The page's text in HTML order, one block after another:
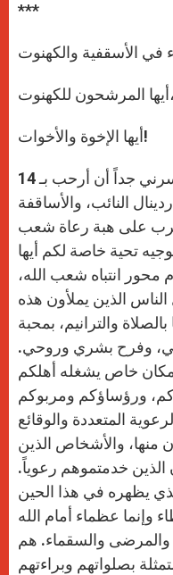
***
أيها المرشحون للكهنوت،
أيها الإخوة والأخوات!
بصفتي أسقف هذه الأبرشية، يسرني جداً أن أرحب بـ 14
النائب، والأساقفة
الرب على هبة رعاة شعب
تحية خاصة لكم أيها
محور انتباه شعب الله،
الذين يملأون هذه
بالصلاة والترانيم، بمحبة
وفرح بشري وروحي.
خاص يشغله أهلكم
ورؤساؤكم ومربوكم
المتعددة والوقائع
منها، والأشخاص الذين
الذين خدمتموهم رعوياً.
يظهره في هذا الحين
عظماء أمام الله
والمرضى والسقماء. هم
بصلواتهم وبراءتهم